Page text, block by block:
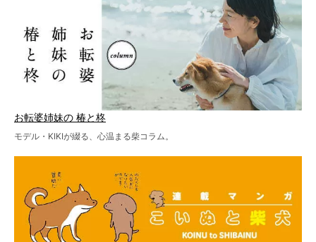
お転婆姉妹の 椿と柊
モデル・KIKIが綴る、心温まる柴コラム。